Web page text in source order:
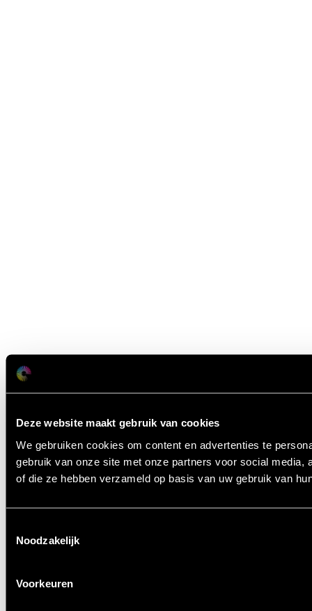
Deze website maakt gebruik van cookies
We gebruiken cookies om content en advertenties te
gebruik van onze site met onze partners voor social
of die ze hebben verzameld op basis van uw gebruik van
Noodzakelijk
Voorkeuren